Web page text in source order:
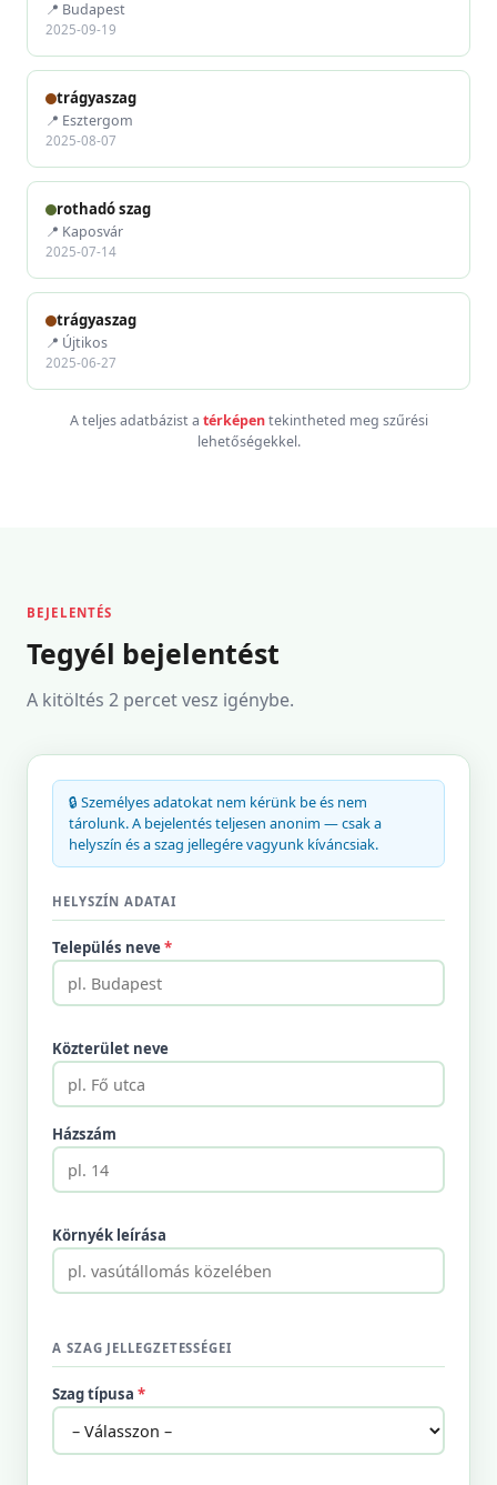
📍 Budapest
2025-09-19
trágyaszag
📍 Esztergom
2025-08-07
rothadó szag
📍 Kaposvár
2025-07-14
trágyaszag
📍 Újtikos
2025-06-27
A teljes adatbázist a térképentekintheted meg szűrési
lehetőségekkel.
BEJELENTÉS
Tegyél bejelentést
A kitöltés 2 percet vesz igénybe.
🔒 Személyes adatokat nem kérünk be és nem
tárolunk. A bejelentés teljesen anonim — csak a
helyszín és a szag jellegére vagyunk kíváncsiak.
HELYSZÍN ADATAI
Település neve*
Közterület neve
Házszám
Környék leírása
A SZAG JELLEGZETESSÉGEI
Szag típusa *